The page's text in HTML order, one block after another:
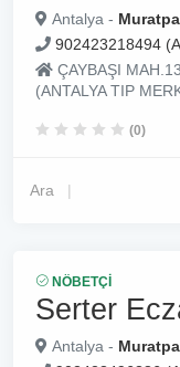
Antalya -
902423218494
ÇAYBAŞI
(ANTALYA TIP
(0)
Ara
NÖBETÇI
Serter
Antalya -